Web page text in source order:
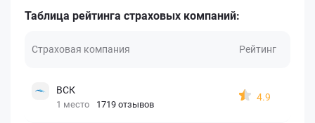
Таблица рейтинга страховых компаний:
Страховая компания Рейтинг
ВСК
1 место 1719 отзывов
4.9